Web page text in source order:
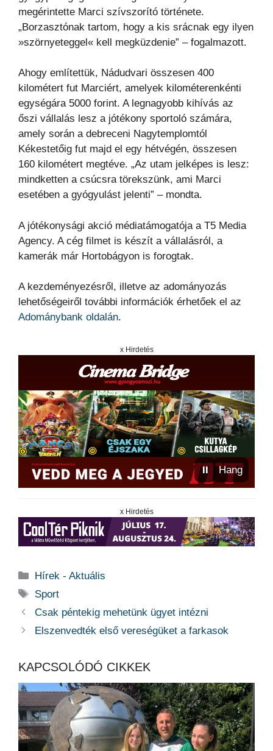
megérintette Marci szívszorító története.
„Borzasztónak tartom, hogy a kis srácnak egy ilyen
»szörnyeteggel« kell megküzdenie” – fogalmazott.
Ahogy említettük, Nádudvari összesen 400
kilométert fut Marciért, amelyek kilométerenkénti
egységára 5000 forint. A legnagyobb kihívás az
őszi vállalás lesz a jótékony sportoló számára,
amely során a debreceni Nagytemplomtól
Kékestetőig fut majd el egy hétvégén, összesen
160 kilométert megtéve. „Az utam jelképes is lesz:
mindketten a csúcsra törekszünk, ami Marci
esetében a gyógyulást jelenti” – mondta.
A jótékonysági akció médiatámogatója a T5 Media
Agency. A cég filmet is készít a vállalásról, a
kamerák már Hortobágyon is forogtak.
A kezdeményezésről, illetve az adományozás
lehetőségeiről további információk érhetőek el az
Adománybank oldalán.
x Hirdetés
⏸ Hang
x Hirdetés
Kategória
Hírek - Aktuális
Címkék
Sport
Csak péntekig mehetünk ügyet intézni
Elszenvedték első vereségüket a farkasok
KAPCSOLÓDÓ CIKKEK